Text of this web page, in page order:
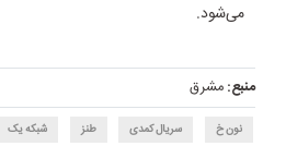
می‌شود.
منبع:مشرق
نون خ سریال کمدی طنز شبکه یک